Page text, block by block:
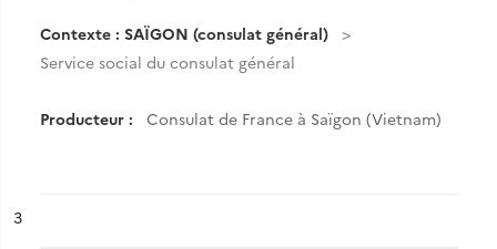
Contexte : SAÏGON (consulat général)
Service social du consulat général
Producteur : Consulat de France à Saïgon (Vietnam)
n°
3